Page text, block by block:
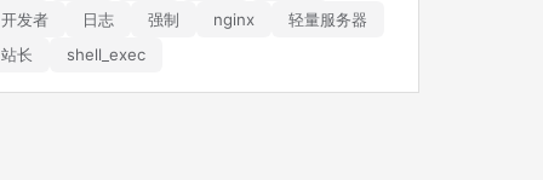
开发者
日志 强制 nginx
轻量服务器
站长
shell_exec